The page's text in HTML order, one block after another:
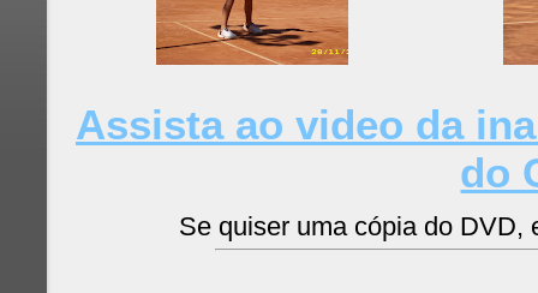
Assista ao video da
do
Se quiser uma cópia do DVD,